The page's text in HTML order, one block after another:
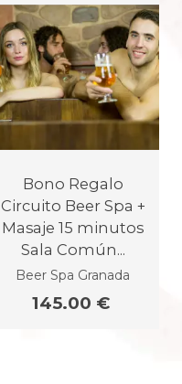
Bono Regalo
Circuito Beer Spa +
Masaje 15 minutos
Sala Común...
Beer Spa Granada
145.00 €